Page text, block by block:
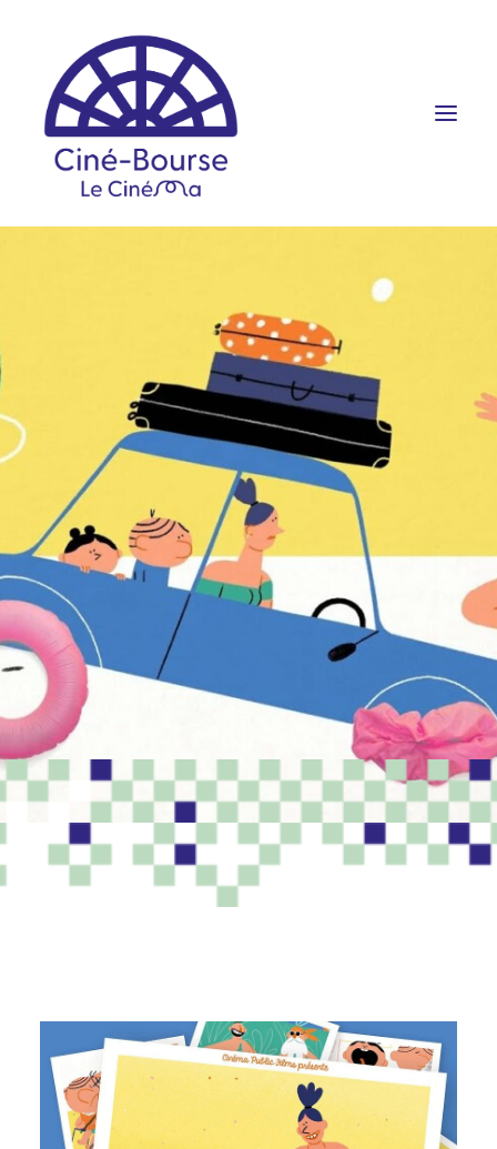
RÉSERVATION
PROGRAMME